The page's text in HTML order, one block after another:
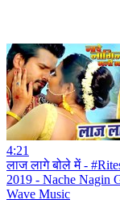
4:21
लाज लागे बोले में -
2019 - Nache Nagin
Wave Music